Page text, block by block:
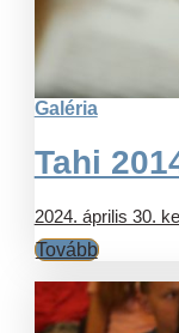
Galéria
Tahi
2024. április 30.
Tovább